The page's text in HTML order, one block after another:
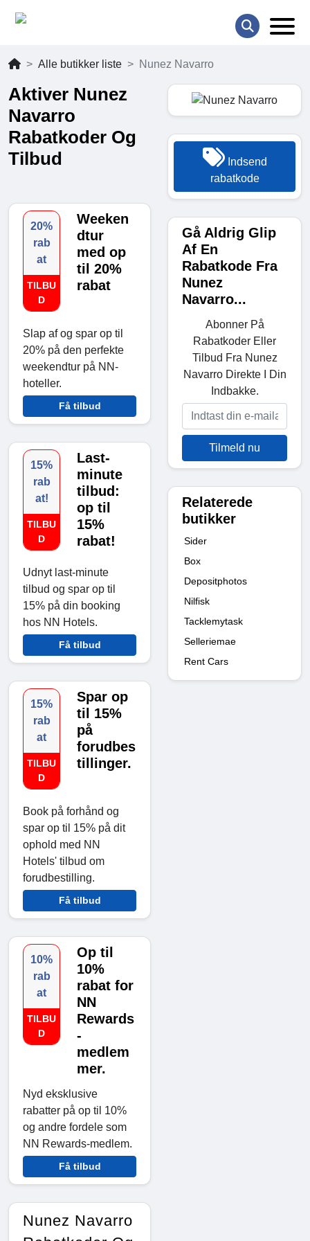
Alle butikker liste Nunez Navarro
Aktiver Nunez
Navarro
Rabatkoder Og
Tilbud
20%
rab
at
TILBU
D
Weeken
dtur
med op
til 20%
rabat
Slap af og spar op til
20% på den perfekte
weekendtur på NN-
hoteller.
Få tilbud
15%
rab
at!
TILBU
D
Last-
minute
tilbud:
op til
15%
rabat!
Udnyt last-minute
tilbud og spar op til
15% på din booking
hos NN Hotels.
Få tilbud
15%
rab
at
TILBU
D
Spar op
til 15%
på
forudbes
tillinger.
Book på forhånd og
spar op til 15% på dit
ophold med NN
Hotels' tilbud om
forudbestilling.
Få tilbud
10%
rab
at
TILBU
D
Op til
10%
rabat for
NN
Rewards
-
medlem
mer.
Nyd eksklusive
rabatter på op til 10%
og andre fordele som
NN Rewards-medlem.
Få tilbud
Nunez Navarro
Indsend
rabatkode
Gå Aldrig Glip
Af En
Rabatkode Fra
Nunez
Navarro...
Abonner På
Rabatkoder Eller
Tilbud Fra Nunez
Navarro Direkte I Din
Indbakke.
Tilmeld nu
Relaterede
butikker
Sider
Box
Depositphotos
Nilfisk
Tacklemytask
Selleriemae
Rent Cars